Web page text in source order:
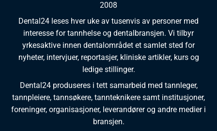
2008
Dental24 leses hver uke av tusenvis av personer med
interesse for tannhelse og dentalbransjen. Vi tilbyr
yrkesaktive innen dentalområdet et samlet sted for
nyheter, intervjuer, reportasjer, kliniske artikler, kurs og
ledige stillinger.
Dental24 produseres i tett samarbeid med tannleger,
tannpleiere, tannsøkere, tannteknikere samt institusjoner,
foreninger, organisasjoner, leverandører og andre medier i
bransjen.